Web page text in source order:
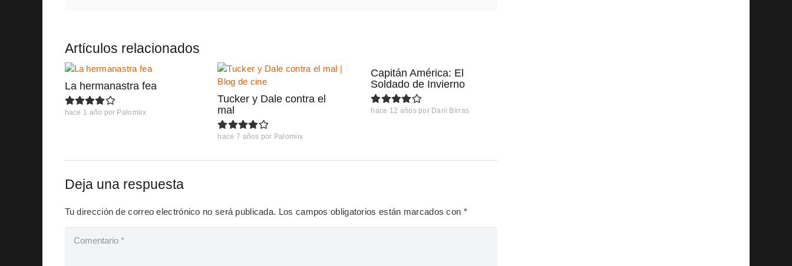
Artículos relacionados
La hermanastra fea
hace 1 año por Palomiix
Tucker y Dale contra el
mal
hace 7 años por Palomiix
Capitán América: El
Soldado de Invierno
hace 12 años por Dani Birras
Deja una respuesta
Tu dirección de correo electrónico no será publicada. Los campos obligatorios están marcados con *